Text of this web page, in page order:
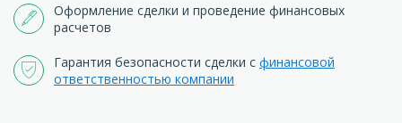
Оформление сделки и проведение финансовых
расчетов
Гарантия безопасности сделки с финансовой
ответственностью компании